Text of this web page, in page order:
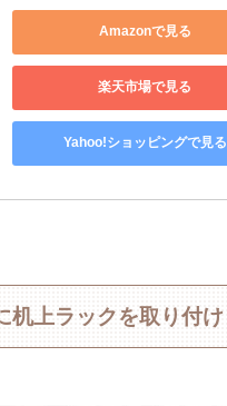
Amazonで見る
楽天市場で見る
Yahoo!ショッピングで見る
机上ラックを取り付け